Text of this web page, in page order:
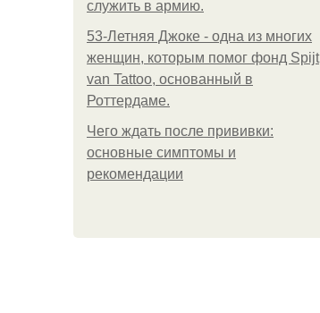
служить в армию.
53-Летняя Джоке - одна из многих
женщин, которым помог фонд Spijt
van Tattoo, основанный в
Роттердаме.
Чего ждать после прививки:
основные симптомы и
рекомендации